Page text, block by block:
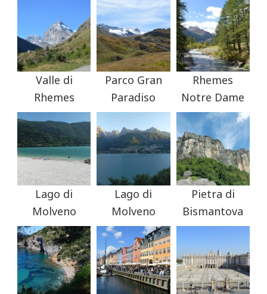
Valle di
Rhemes
Parco Gran
Paradiso
Rhemes
Notre Dame
Lago di
Molveno
Lago di
Molveno
Pietra di
Bismantova